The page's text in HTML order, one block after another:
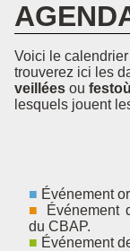
Voici le
trouverez ici les
veillées ou
lesquels jouent
Événement
Événement
du CBAP.
Événement